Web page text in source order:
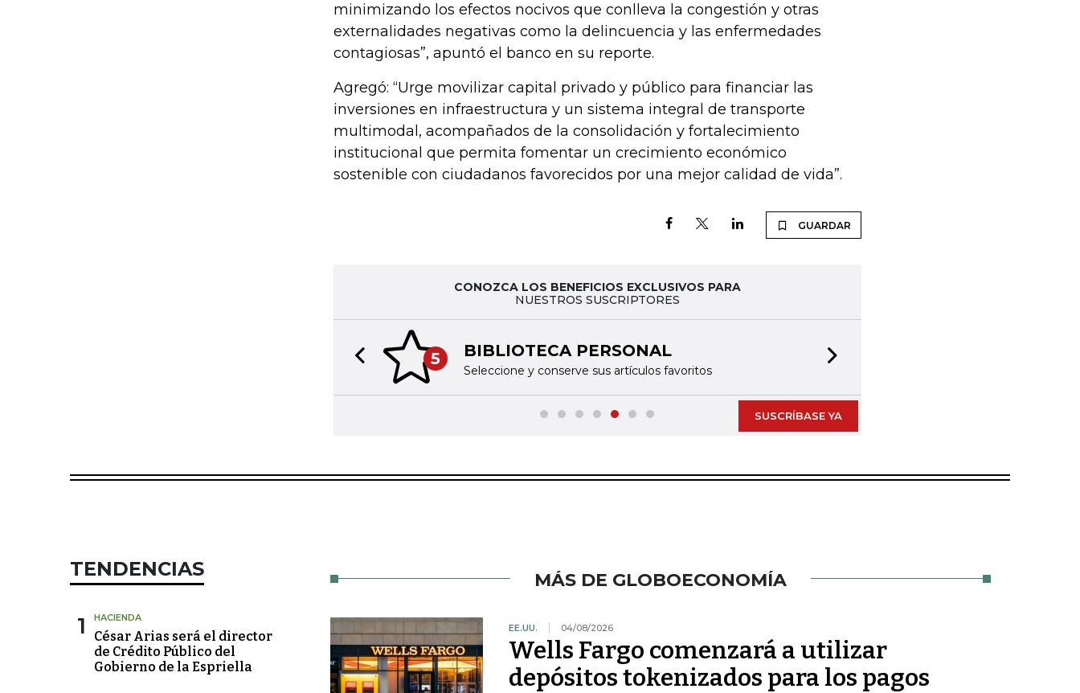
minimizando los efectos nocivos que conlleva la congestión y otras
externalidades negativas como la delincuencia y las enfermedades
contagiosas”, apuntó el banco en su reporte.
Agregó: “Urge movilizar capital privado y público para financiar las
inversiones en infraestructura y un sistema integral de transporte
multimodal, acompañados de la consolidación y fortalecimiento
institucional que permita fomentar un crecimiento económico
sostenible con ciudadanos favorecidos por una mejor calidad de vida”.
GUARDAR
CONOZCA LOS BENEFICIOS EXCLUSIVOS PARA
NUESTROS SUSCRIPTORES
5 BIBLIOTECA PERSONAL
Seleccione y conserve sus artículos favoritos
Previous slide
SUSCRÍBASE YA
TENDENCIAS
1 HACIENDA
César Arias será el director
de Crédito Público del
Gobierno de la Espriella
MÁS DE GLOBOECONOMÍA
EE.UU. 04/08/2026
Wells Fargo comenzará a utilizar
depósitos tokenizados para los pagos